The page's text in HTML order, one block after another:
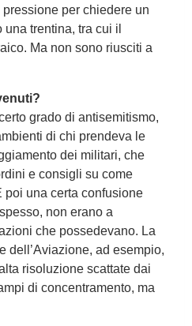
per chiedere un
trentina, tra cui il
Ma non sono riusciti a
grado di antisemitismo,
di chi prendeva le
dei militari, che
e consigli su come
poi una certa confusione
non erano a
che possedevano. La
dell’Aviazione, ad esempio,
risoluzione scattate dai
di concentramento, ma